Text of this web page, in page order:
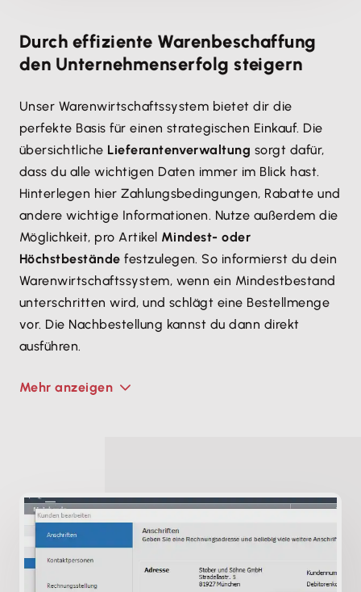
Durch effiziente Warenbeschaffung
den Unternehmenserfolg steigern
Unser Warenwirtschaftssystem bietet dir die
perfekte Basis für einen strategischen Einkauf. Die
übersichtliche Lieferanten­verwaltung sorgt dafür,
dass du alle wichtigen Daten immer im Blick hast.
Hinterlegen hier Zahlungs­bedingungen, Rabatte und
andere wichtige Informationen. Nutze außerdem die
Möglichkeit, pro Artikel Mindest- oder
Höchstbestände festzulegen. So informierst du dein
Warenwirtschaftssystem, wenn ein Mindestbestand
unterschritten wird, und schlägt eine Bestellmenge
vor. Die Nachbestellung kannst du dann direkt
ausführen.
Mehr anzeigen